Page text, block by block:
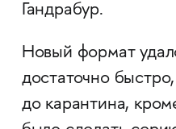
Гандрабур.
Новый формат
достаточно
до карантина,